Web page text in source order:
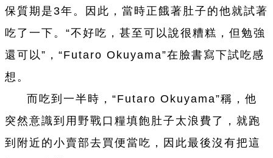
保質期是3年。因此，當時正餓著肚子的他就試著
吃了 一下。“不好吃，甚至可以說很糟糕，但勉強
還可以”，“Futaro Okuyama”在臉書寫下試吃感
想。
而吃到 一半時，“Futaro Okuyama”稱，他
突然意識到用野戰口糧填飽肚子太浪費了，就跑
到附近的小賣部去買便當吃，因此最後沒有把這